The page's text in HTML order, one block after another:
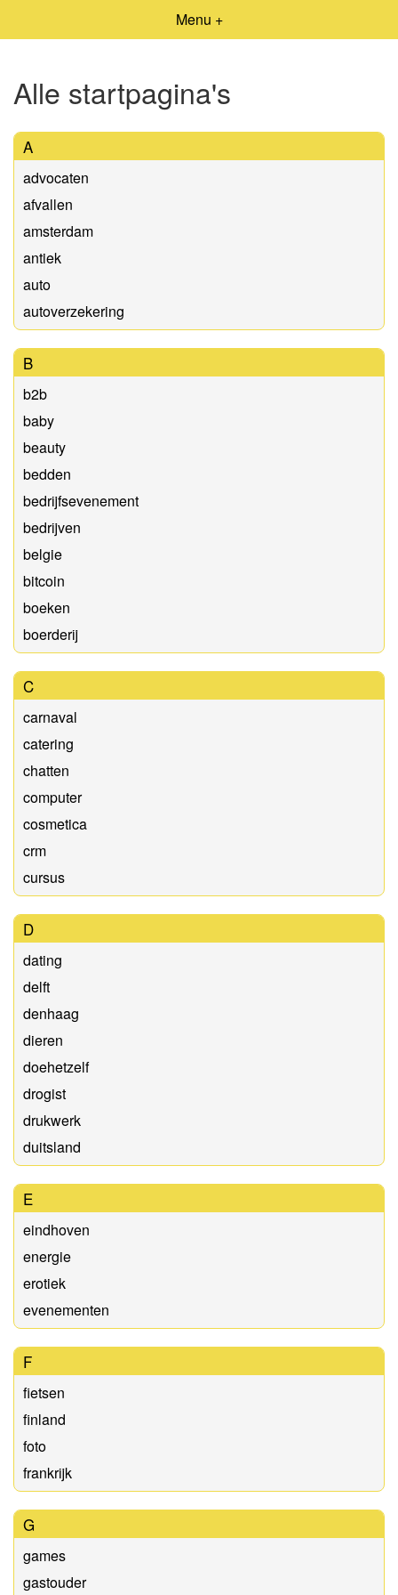
Menu +
Alle startpagina's
A
advocaten
afvallen
amsterdam
antiek
auto
autoverzekering
B
b2b
baby
beauty
bedden
bedrijfsevenement
bedrijven
belgie
bitcoin
boeken
boerderij
C
carnaval
catering
chatten
computer
cosmetica
crm
cursus
D
dating
delft
denhaag
dieren
doehetzelf
drogist
drukwerk
duitsland
E
eindhoven
energie
erotiek
evenementen
F
fietsen
finland
foto
frankrijk
G
games
gastouder